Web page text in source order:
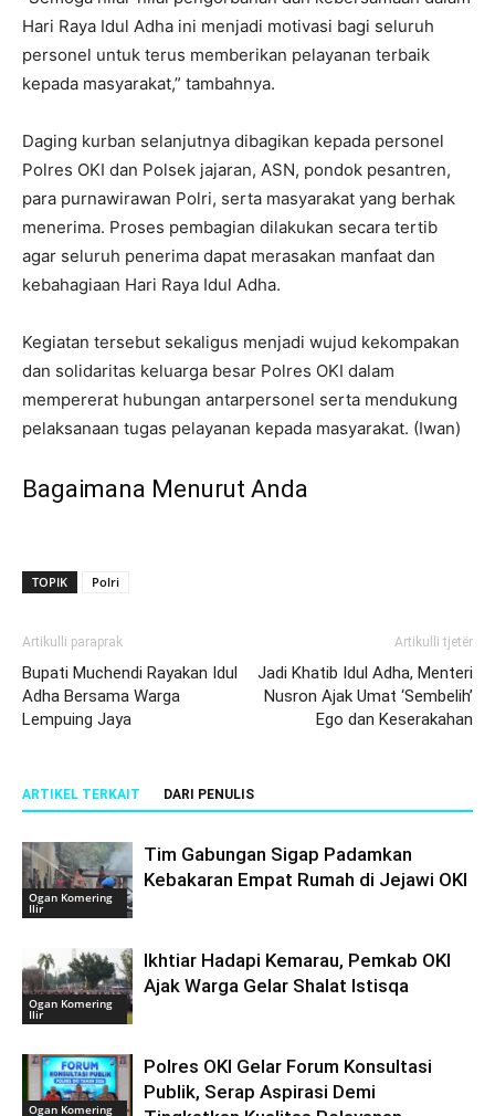
Hari Raya Idul Adha ini menjadi motivasi bagi seluruh
personel untuk terus memberikan pelayanan terbaik
kepada masyarakat,” tambahnya.
Daging kurban selanjutnya dibagikan kepada personel
Polres OKI dan Polsek jajaran, ASN, pondok pesantren,
para purnawirawan Polri, serta masyarakat yang berhak
menerima. Proses pembagian dilakukan secara tertib
agar seluruh penerima dapat merasakan manfaat dan
kebahagiaan Hari Raya Idul Adha.
Kegiatan tersebut sekaligus menjadi wujud kekompakan
dan solidaritas keluarga besar Polres OKI dalam
mempererat hubungan antarpersonel serta mendukung
pelaksanaan tugas pelayanan kepada masyarakat. (Iwan)
Bagaimana Menurut Anda
TOPIK Polri
Artikulli paraprak
Bupati Muchendi Rayakan Idul
Adha Bersama Warga
Lempuing Jaya
Artikulli tjetër
Jadi Khatib Idul Adha, Menteri
Nusron Ajak Umat ‘Sembelih’
Ego dan Keserakahan
ARTIKEL TERKAIT DARI PENULIS
Ogan Komering
Ilir
Tim Gabungan Sigap Padamkan
Kebakaran Empat Rumah di Jejawi OKI
Ogan Komering
Ilir
Ikhtiar Hadapi Kemarau, Pemkab OKI
Ajak Warga Gelar Shalat Istisqa
Ogan Komering
Polres OKI Gelar Forum Konsultasi
Publik, Serap Aspirasi Demi